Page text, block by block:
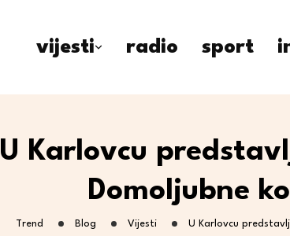
vijesti radio sport
U Karlovcu
Domoljubne
Trend Blog Vijesti U Karlovcu